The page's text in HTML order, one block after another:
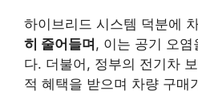
하이브리드 시스템 덕분에
히 줄어들며 , 이는 공기 오염
다. 더불어, 정부의 전기차
적 혜택을 받으며 차량 구매